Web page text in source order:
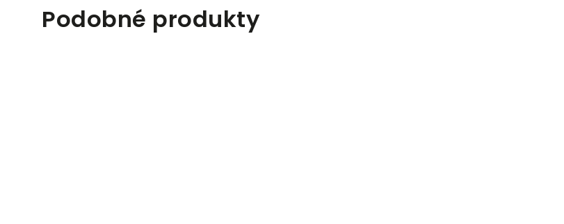
Podobné produkty